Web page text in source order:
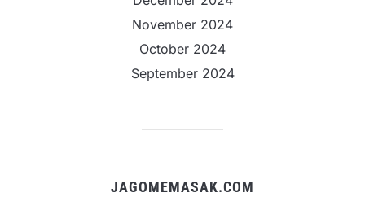
November 2024
October 2024
September 2024
JAGOMEMASAK.COM